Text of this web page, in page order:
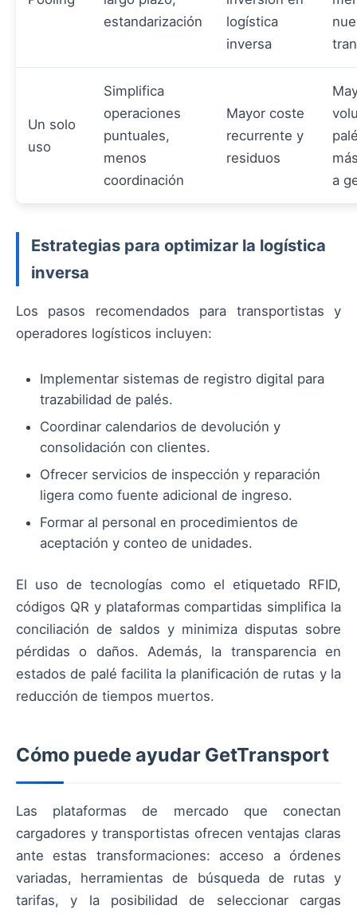
estandarización
logística
inversa
Un solo
uso
Simplifica
operaciones
puntuales,
menos
coordinación
Mayor coste
recurrente y
residuos
a
Estrategias para optimizar la logística
inversa
Los pasos recomendados para transportistas y
operadores logísticos incluyen:
Implementar sistemas de registro digital para
trazabilidad de palés.
Coordinar calendarios de devolución y
consolidación con clientes.
Ofrecer servicios de inspección y reparación
ligera como fuente adicional de ingreso.
Formar al personal en procedimientos de
aceptación y conteo de unidades.
El uso de tecnologías como el etiquetado RFID,
códigos QR y plataformas compartidas simplifica la
conciliación de saldos y minimiza disputas sobre
pérdidas o daños. Además, la transparencia en
estados de palé facilita la planificación de rutas y la
reducción de tiempos muertos.
Cómo puede ayudar GetTransport
Las plataformas de mercado que conectan
cargadores y transportistas ofrecen ventajas claras
ante estas transformaciones: acceso a órdenes
variadas, herramientas de búsqueda de rutas y
tarifas, y la posibilidad de seleccionar cargas